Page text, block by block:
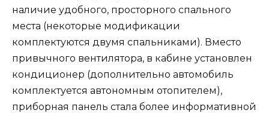
наличие удобного, просторного спального
места (некоторые модификации
комплектуются двумя спальниками). Вместо
привычного вентилятора, в кабине установлен
кондиционер (дополнительно автомобиль
комплектуется автономным отопителем),
приборная панель стала более информативной